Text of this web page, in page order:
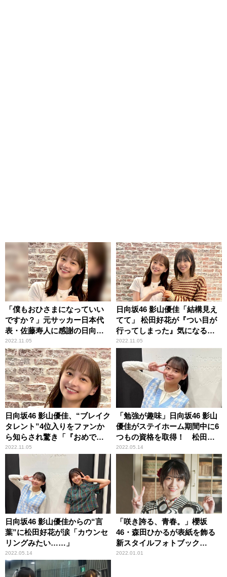
「僕もおひさまになっていい
ですか？」元サッカー日本代
表・佐藤寿人に感謝の日向坂
46 影山優佳
2022.11.05
日向坂46 影山優佳「結構見え
てて」 松田好花が『つい目が
行ってしまった』気になる衣
装
2022.11.05
日向坂46 影山優佳、“ブレイク
タレント”4位入りをファンか
ら知らされ驚き「『おめでと
う』っていっぱい来たの」
2022.11.05
「勉強が趣味」日向坂46 影山
優佳がステイホーム期間中に6
つもの資格を取得！ 松田好
花も仰天
2022.05.14
日向坂46 影山優佳からの“言
葉”に松田好花が涙「カウンセ
リングみたい……」
2022.05.14
「咲き誇る、青春。」櫻坂
46・森田ひかるが表紙を飾る
新スタイルフォトブック
『20±SWEET 2022
2022.01.01